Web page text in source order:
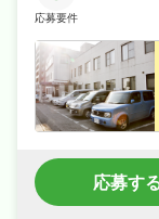
訪問リハビ
リテーショ
退院支援：
ADL（日常
3. チーム医
多職種連携
事務作業：
その他付随
応募要件
応募す